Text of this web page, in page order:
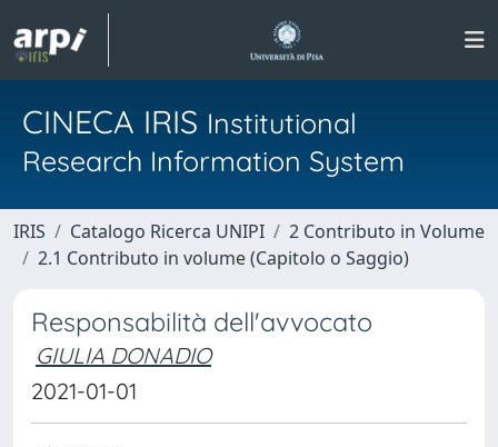
CINECA IRIS Institutional
Research Information System
IRIS Catalogo Ricerca UNIPI
2 Contributo in Volume
2.1 Contributo in volume (Capitolo o Saggio)
Responsabilità dell'avvocato
GIULIA DONADIO
2021-01-01